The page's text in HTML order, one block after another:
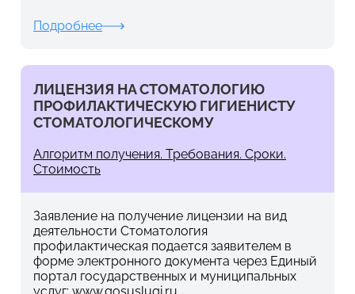
Подробнее
ЛИЦЕНЗИЯ НА СТОМАТОЛОГИЮ
ПРОФИЛАКТИЧЕСКУЮ ГИГИЕНИСТУ
СТОМАТОЛОГИЧЕСКОМУ
Алгоритм получения. Требования. Сроки.
Стоимость
Заявление на получение лицензии на вид
деятельности Стоматология
профилактическая подается заявителем в
форме электронного документа через Единый
портал государственных и муниципальных